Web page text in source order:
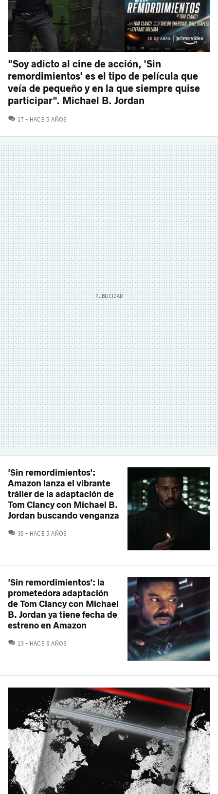
"Soy adicto al cine de acción, 'Sin
remordimientos' es el tipo de película que
veía de pequeño y en la que siempre quise
participar". Michael B. Jordan
17 COMENTARIOS
HACE 5 AÑOS
'Sin remordimientos':
Amazon lanza el vibrante
tráiler de la adaptación de
Tom Clancy con Michael B.
Jordan buscando venganza
30 COMENTARIOS
HACE 5 AÑOS
'Sin remordimientos': la
prometedora adaptación
de Tom Clancy con Michael
B. Jordan ya tiene fecha de
estreno en Amazon
13 COMENTARIOS
HACE 6 AÑOS